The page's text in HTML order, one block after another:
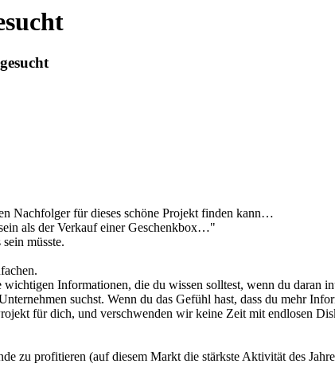
Nachfolger für dieses schöne Projekt finden kann…
als der Verkauf einer Geschenkbox…"
müsste.
Informationen, die du wissen solltest, wenn du daran
suchst. Wenn du das Gefühl hast, dass du mehr
für dich, und verschwenden wir keine Zeit mit endlosen
zu profitieren (auf diesem Markt die stärkste Aktivität des